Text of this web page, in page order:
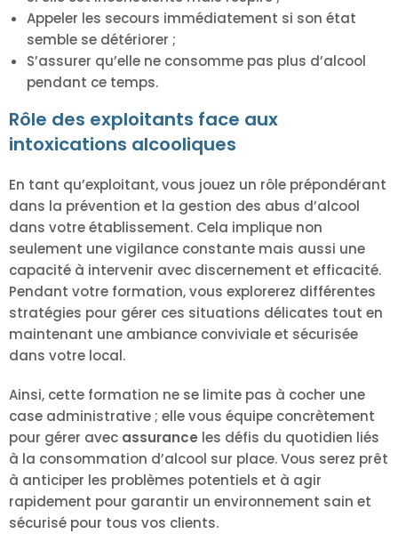
Appeler les secours immédiatement si son état
semble se détériorer ;
S’assurer qu’elle ne consomme pas plus d’alcool
pendant ce temps.
Rôle des exploitants face aux
intoxications alcooliques
En tant qu’exploitant, vous jouez un rôle prépondérant
dans la prévention et la gestion des abus d’alcool
dans votre établissement. Cela implique non
seulement une vigilance constante mais aussi une
capacité à intervenir avec discernement et efficacité.
Pendant votre formation, vous explorerez différentes
stratégies pour gérer ces situations délicates tout en
maintenant une ambiance conviviale et sécurisée
dans votre local.
Ainsi, cette formation ne se limite pas à cocher une
case administrative ; elle vous équipe concrètement
pour gérer avec assurance les défis du quotidien liés
à la consommation d’alcool sur place. Vous serez prêt
à anticiper les problèmes potentiels et à agir
rapidement pour garantir un environnement sain et
sécurisé pour tous vos clients.